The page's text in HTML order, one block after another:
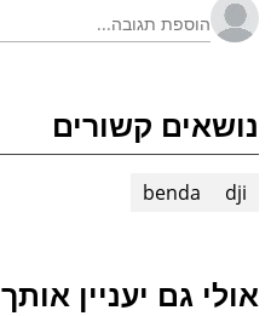
נושאים קשורים
dji
benda
אולי גם יעניין אותך